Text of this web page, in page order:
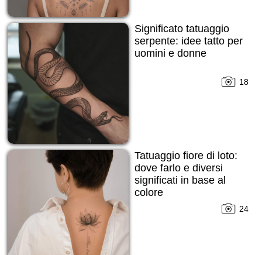
Significato tatuaggio
serpente: idee tatto per
uomini e donne
18
Tatuaggio fiore di loto:
dove farlo e diversi
significati in base al
colore
24